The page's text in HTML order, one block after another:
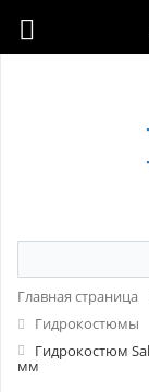
🇺🇦 У зв’язку з
Главная страница
Гидрокостюмы
Гидрокостюм
мм